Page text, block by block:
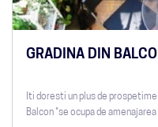
GRADINA DIN
Iti doresti un plus de
Balcon "se ocupa de